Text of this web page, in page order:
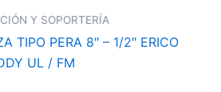
Y SOPORTERÍA
TIPO PERA 8″ – 1/2″ ERICO
UL / FM